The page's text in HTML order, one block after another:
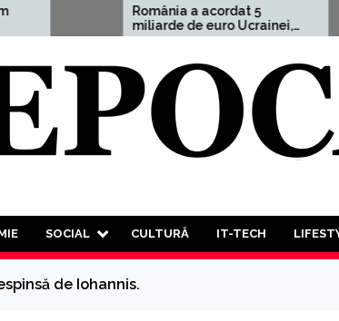
România a acordat 5
miliarde de euro Ucrainei,
adică 1,5% din PIB
va
SOCIAL CULTURĂ IT-TECH
de Iohannis.